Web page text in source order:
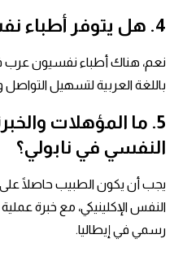
4. هل يتوفر أطباء نفسيون عرب في نابولي؟
نعم، هناك أطباء نفسيون عرب
باللغة العربية لتسهيل
5. ما المؤهلات
النفسي في نابولي؟
يجب أن يكون الطبيب حاصلًا
النفس الإكلينيكي، مع خبرة
رسمي في إيطاليا.